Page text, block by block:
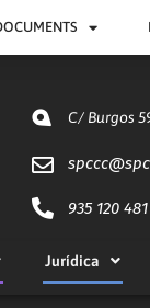
C/ Burgos
spccc@
935 120 481
Jurídica